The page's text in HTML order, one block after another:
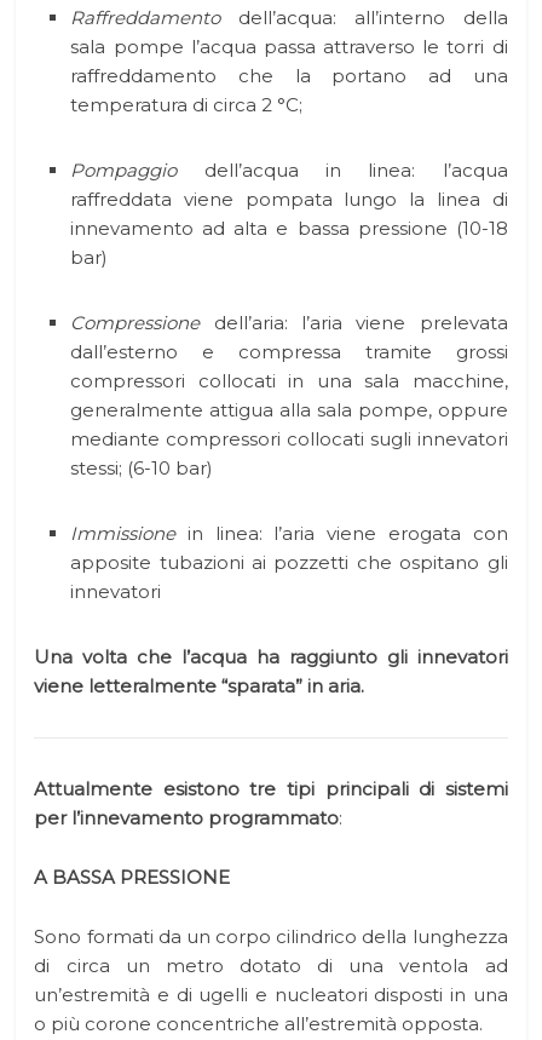
Raffreddamentodell’acqua: all’interno della
sala pompe l’acqua passa attraverso le torri di
raffreddamento che la portano ad una
temperatura di circa 2 °C;
Pompaggiodell’acqua in linea: l’acqua
raffreddata viene pompata lungo la linea di
innevamento ad alta e bassa pressione (10-18
bar)
Compressionedell’aria: l’aria viene prelevata
dall’esterno e compressa tramite grossi
compressori collocati in una sala macchine,
generalmente attigua alla sala pompe, oppure
mediante compressori collocati sugli innevatori
stessi; (6-10 bar)
Immissionein linea: l’aria viene erogata con
apposite tubazioni ai pozzetti che ospitano gli
innevatori
Una volta che l’acqua ha raggiunto gli innevatori
viene letteralmente “sparata” in aria.
Attualmente esistono tre tipi principali di sistemi
per l’innevamento programmato:
A BASSA PRESSIONE
Sono formati da un corpo cilindrico della lunghezza
di circa un metro dotato di una ventola ad
un’estremità e di ugelli e nucleatori disposti in una
o più corone concentriche all’estremità opposta.